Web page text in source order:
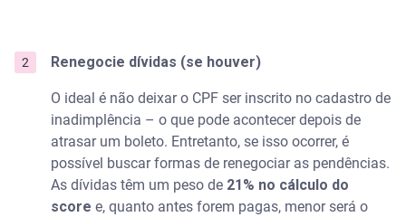
Renegocie dívidas (se houver)
O ideal é não deixar o CPF ser inscrito no cadastro de
inadimplência – o que pode acontecer depois de
atrasar um boleto. Entretanto, se isso ocorrer, é
possível buscar formas de renegociar as pendências.
As dívidas têm um peso de 21% no cálculo do
score e, quanto antes forem pagas, menor será o